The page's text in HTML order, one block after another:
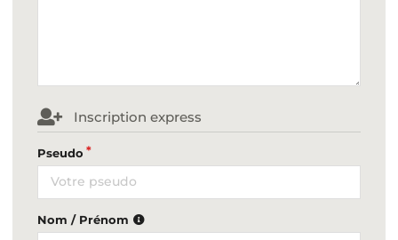
Inscription express
Pseudo
Nom / Prénom